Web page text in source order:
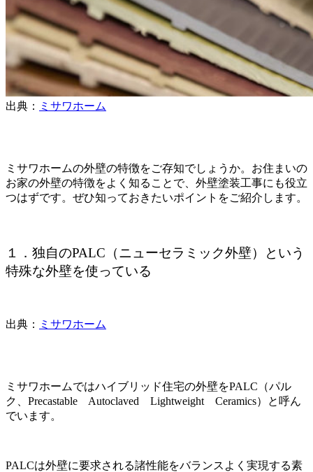
出典： ミサワホーム
ミサワホームの外壁の特徴をご存知でしょうか。お住まいの
お家の外壁の特徴をよく知ることで、外壁塗装工事にも役立
つはずです。ぜひ知っておきたいポイントをご紹介します。
１．独自のPALC（ニューセラミック外壁）という
特殊な外壁を使っている
出典： ミサワホーム
ミサワホームではハイブリッド住宅の外壁をPALC（パル
ク、Precastable Autoclaved Lightweight Ceramics）と呼ん
でいます。
PALCは外壁に要求される諸性能をバランスよく実現する素